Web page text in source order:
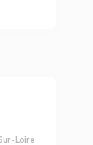
Loire